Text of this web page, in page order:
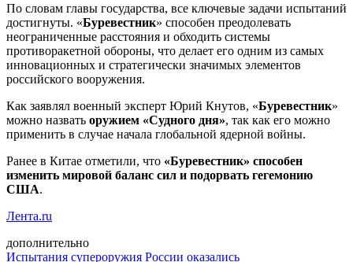
По словам главы государства, все ключевые задачи испытаний
достигнуты. «Буревестник» способен преодолевать
неограниченные расстояния и обходить системы
противоракетной обороны, что делает его одним из самых
инновационных и стратегически значимых элементов
российского вооружения.
Как заявлял военный эксперт Юрий Кнутов, «Буревестник»
можно назвать оружием «Судного дня», так как его можно
применить в случае начала глобальной ядерной войны.
Ранее в Китае отметили, что «Буревестник» способен
изменить мировой баланс сил и подорвать гегемонию
США.
Лента.ru
дополнительно
Испытания супероружия России оказались